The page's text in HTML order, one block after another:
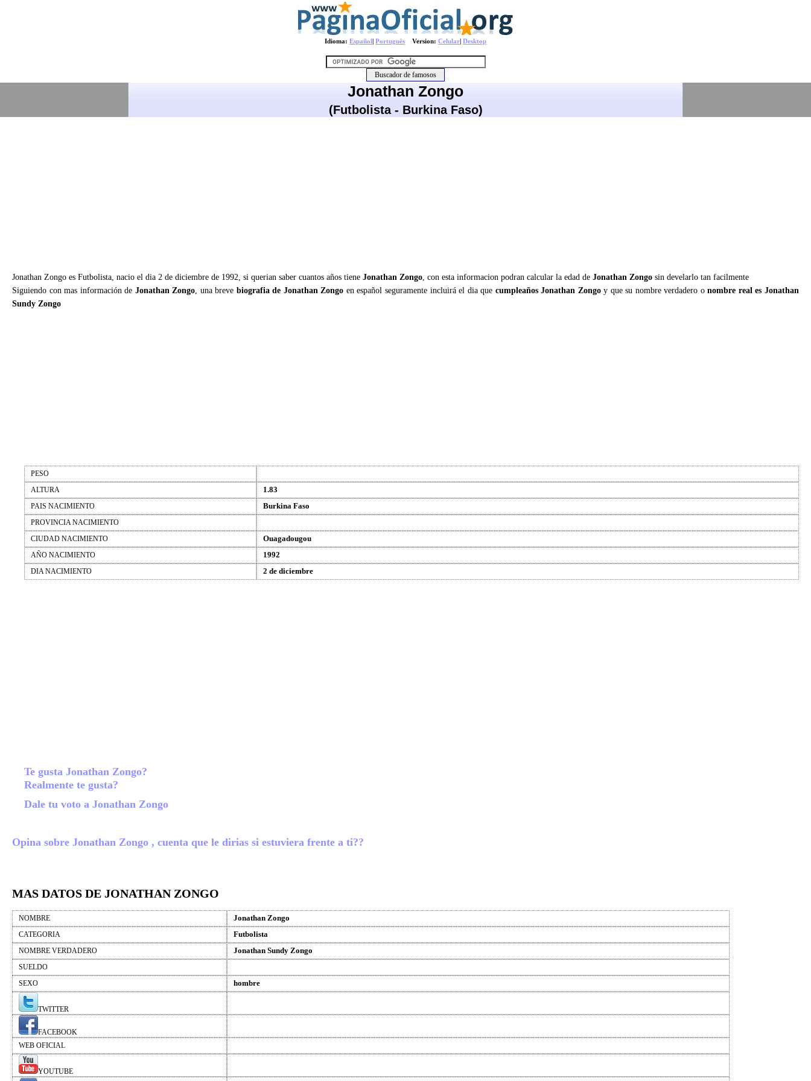
Idioma: Español| Português Version: Celular| Desktop
Jonathan Zongo
(Futbolista - Burkina Faso)
Jonathan Zongo es Futbolista, nacio el dia 2 de diciembre de 1992, si querian saber cuantos años tiene Jonathan Zongo, con esta informacion podran calcular la edad de Jonathan Zongo sin develarlo tan facilmente
Siguiendo con mas información de Jonathan Zongo, una breve biografia de Jonathan Zongo en español seguramente incluirá el dia que cumpleaños Jonathan Zongoy que su nombre verdadero onombre real es Jonathan
Sundy Zongo
PESO
ALTURA
1.83
PAIS NACIMIENTO Burkina Faso
PROVINCIA NACIMIENTO
CIUDAD NACIMIENTO
Ouagadougou
AÑO NACIMIENTO 1992
DIA NACIMIENTO 2 de diciembre
Te gusta Jonathan Zongo?
Realmente te gusta?
Dale tu voto a Jonathan Zongo
Opina sobre Jonathan Zongo , cuenta que le dirias si estuviera frente a ti??
MAS DATOS DE JONATHAN ZONGO
NOMBRE Jonathan Zongo
CATEGORIA Futbolista
NOMBRE VERDADERO Jonathan Sundy Zongo
SUELDO
SEXO
hombre
TWITTER
FACEBOOK
WEB OFICIAL
YOUTUBE